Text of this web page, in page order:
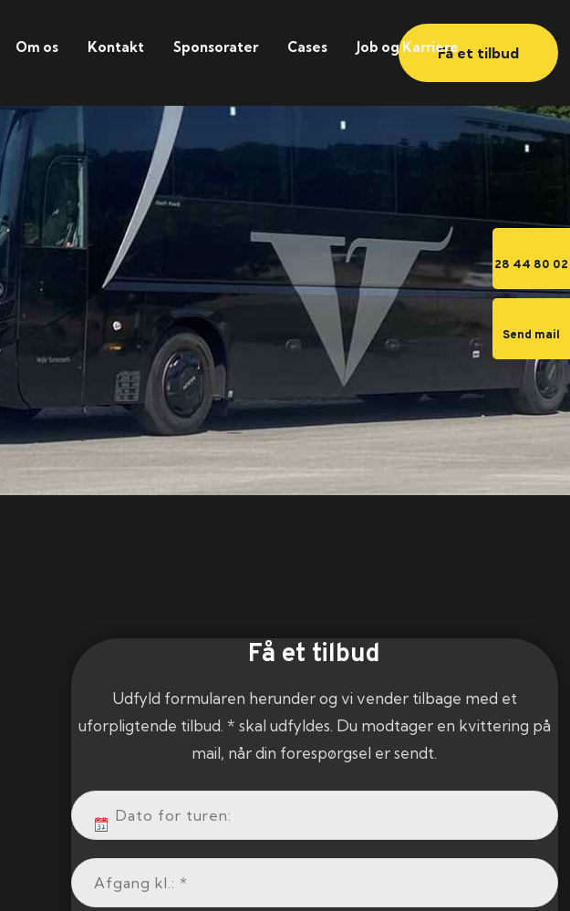
28 44 80 02
Send mail
Om os Kontakt Sponsorater Cases Job og KarriereFå et tilbud
Få et tilbud
Udfyld formularen herunder og vi vender tilbage med et
uforpligtende tilbud. * skal udfyldes. Du modtager en kvittering på
mail, når din forespørgsel er sendt.